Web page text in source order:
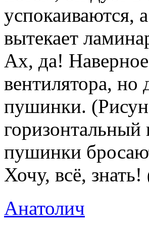
успокаиваются,
вытекает
Ах, да!
вентилятора, но
пушинки.
горизонтальный
пушинки
Хочу, всё, знать!
Анатолич